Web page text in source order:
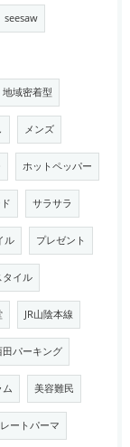
seesaw
地域密着型
メンズ
ホットペッパー
サラサラ
ル プレゼント
タイル
JR山陰本線
田パーキング
ム 美容難民
ートパーマ